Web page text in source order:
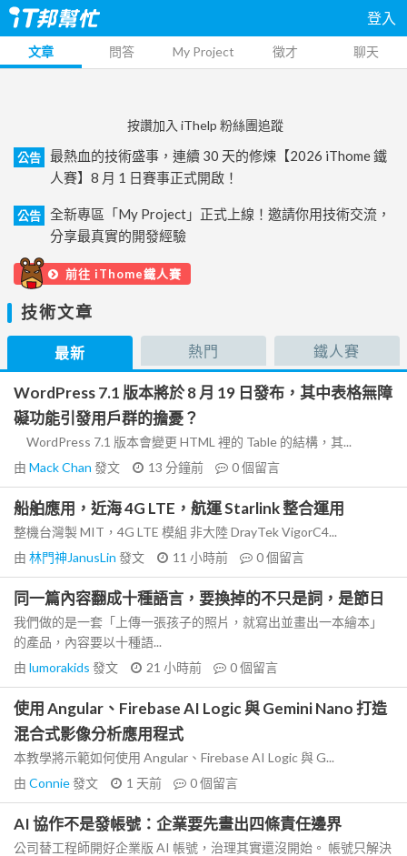
登入
文章 問答 My Project 徵才 聊天
按讚加入 iThelp 粉絲團追蹤
公告
最熱血的技術盛事，連續 30 天的修煉【2026 iThome 鐵
人賽】8 月 1 日賽事正式開啟！
公告
全新專區「My Project」正式上線！邀請你用技術交流，
分享最真實的開發經驗
前往 iThome鐵人賽
技術文章
最新 熱門 鐵人賽
WordPress 7.1 版本將於 8 月 19 日發布，其中表格無障
礙功能引發用戶群的擔憂？
WordPress 7.1 版本會變更 HTML 裡的 Table 的結構，其...
由 Mack Chan 發文 13 分鐘前 0個留言
船舶應用，近海 4G LTE，航運 Starlink 整合運用
整機台灣製 MIT，4G LTE 模組 非大陸 DrayTek VigorC4...
由 林門神JanusLin 發文 11 小時前 0個留言
同一篇內容翻成十種語言，要換掉的不只是詞，是節日
我們做的是一套「上傳一張孩子的照片，就寫出並畫出一本繪本」
的產品，內容要以十種語...
由 lumorakids 發文 21 小時前 0個留言
使用 Angular、Firebase AI Logic 與 Gemini Nano 打造
混合式影像分析應用程式
本教學將示範如何使用 Angular、Firebase AI Logic 與 G...
由 Connie發文 1 天前 0個留言
AI 協作不是發帳號：企業要先畫出四條責任邊界
公司替工程師開好企業版 AI 帳號，治理其實還沒開始。 帳號只解決